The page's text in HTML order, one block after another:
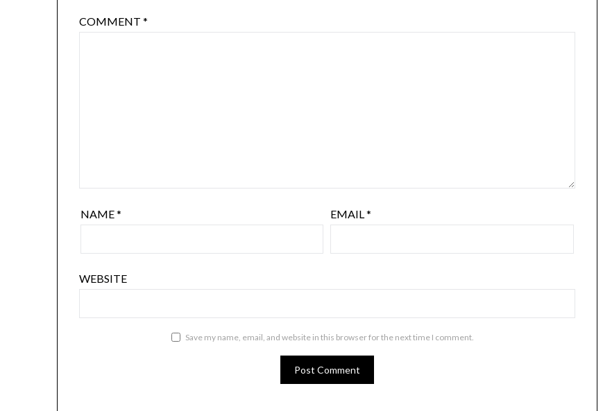
COMMENT*
NAME* EMAIL*
WEBSITE
Save my name, email, and website in this browser for the next time I comment.